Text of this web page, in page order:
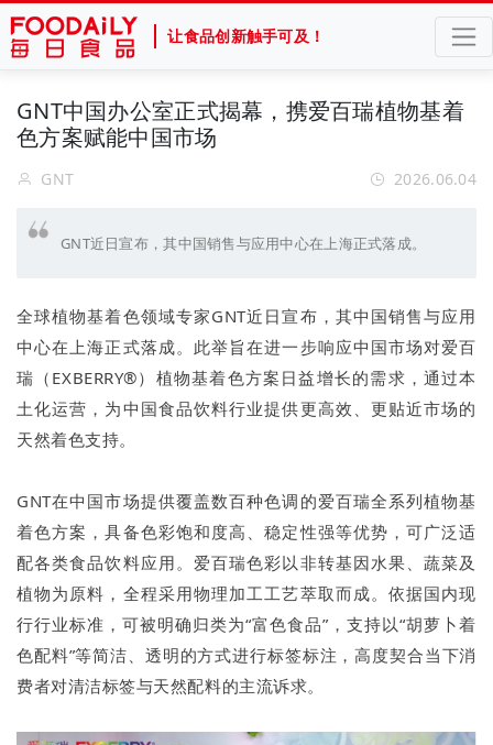
让食品创新触手可及！
GNT中国办公室正式揭幕，携爱百瑞植物基着
色方案赋能中国市场
GNT 2026.06.04
GNT近日宣布，其中国销售与应用中心在上海正式落成。
全球植物基着色领域专家GNT近日宣布，其中国销售与应用
中心在上海正式落成。此举旨在进一步响应中国市场对爱百
瑞（EXBERRY®）植物基着色方案日益增长的需求，通过本
土化运营，为中国食品饮料行业提供更高效、更贴近市场的
天然着色支持。
GNT在中国市场提供覆盖数百种色调的爱百瑞全系列植物基
着色方案，具备色彩饱和度高、稳定性强等优势，可广泛适
配各类食品饮料应用。爱百瑞色彩以非转基因水果、蔬菜及
植物为原料，全程采用物理加工工艺萃取而成。依据国内现
行行业标准，可被明确归类为“富色食品”，支持以“胡萝卜着
色配料”等简洁、透明的方式进行标签标注，高度契合当下消
费者对清洁标签与天然配料的主流诉求。